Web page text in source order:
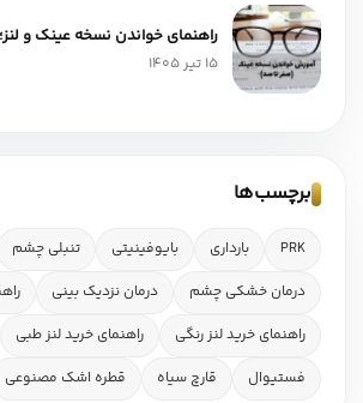
راهنمای خواندن نسخه عینک و
15 تیر 1405
برچسب‌ها
PRK بارداری بایوفینیتی تنبلی چشم
درمان خشکی چشم
درمان نزدیک بینی
راهنمای خرید لنز رنگی
راهنمای خرید لنز طبی
فستیوال
قارچ سیاه قطره اشک مصنوعی